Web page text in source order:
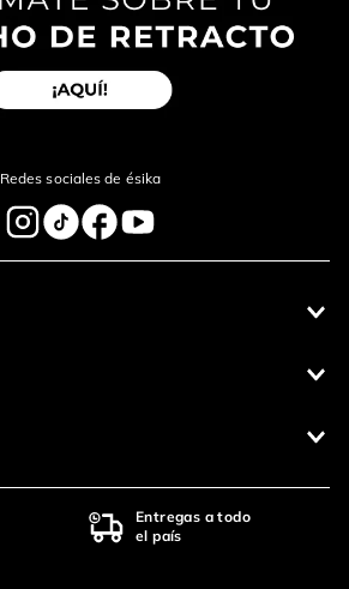
Redes sociales de ésika
Entregas a todo
el país